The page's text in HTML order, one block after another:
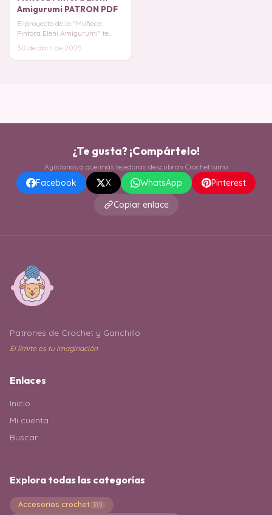
Amigurumi PATRON PDF
El proyecto de la "Muñeca
Pintora Eleni Amigurumi" te
adorable que celebra
30 de abril de 2025
¿Te gusta? ¡Compártelo!
Ayúdanos a que más tejedoras descubran Crochetísimo
Facebook X WhatsApp
Pinterest
Copiar enlace
Patrones de Crochet y Ganchillo
El límite es tu imaginación
Enlaces
Inicio
Mi cuenta
Buscar
Explora todas las categorías
Accesorios crochet 319